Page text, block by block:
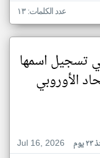
عدد الكلمات: ١٣
تسجيل اسمها
الأوروبي
Jul 16, 2026
يوم